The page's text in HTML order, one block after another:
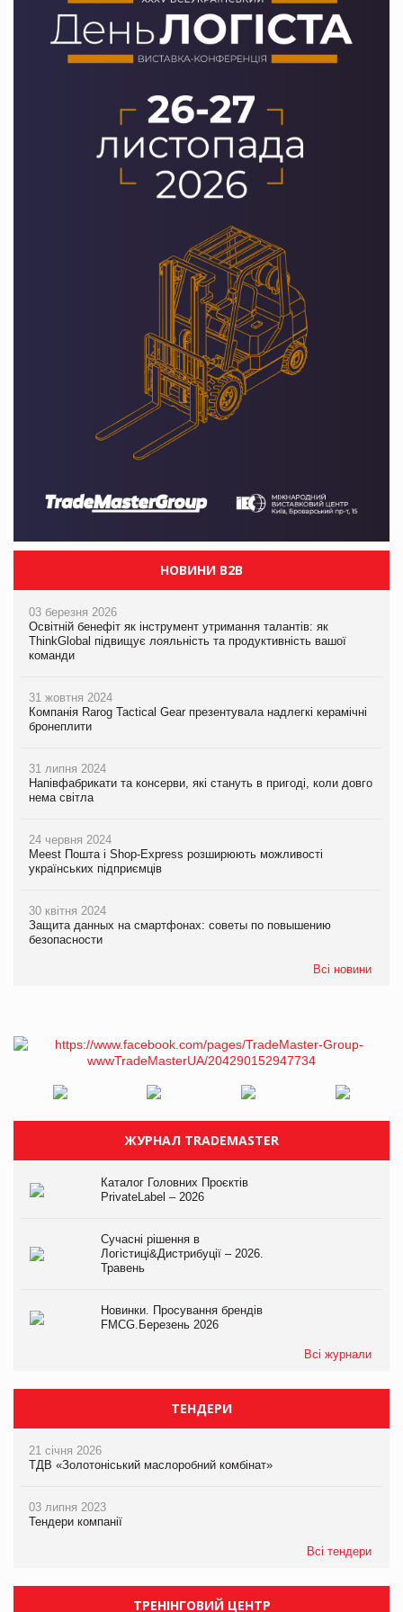
НОВИНИ B2B
03 березня 2026
Освітній бенефіт як інструмент утримання талантів: як
ThinkGlobal підвищує лояльність та продуктивність вашої
команди
31 жовтня 2024
Компанія Rarog Tactical Gear презентувала надлегкі керамічні
бронеплити
31 липня 2024
Напівфабрикати та консерви, які стануть в пригоді, коли довго
нема світла
24 червня 2024
Meest Пошта і Shop-Express розширюють можливості
українських підприємців
30 квітня 2024
Защита данных на смартфонах: советы по повышению
безопасности
Всі новини
ЖУРНАЛ TRADEMASTER
Каталог Головних Проєктів
PrivateLabel – 2026
Сучасні рішення в
Логістиці&Дистрибуції – 2026.
Травень
Новинки. Просування брендів
FMCG.Березень 2026
Всі журнали
ТЕНДЕРИ
21 січня 2026
ТДВ «Золотоніський маслоробний комбінат»
03 липня 2023
Тендери компанії
Всі тендери
ТРЕНІНГОВИЙ ЦЕНТР